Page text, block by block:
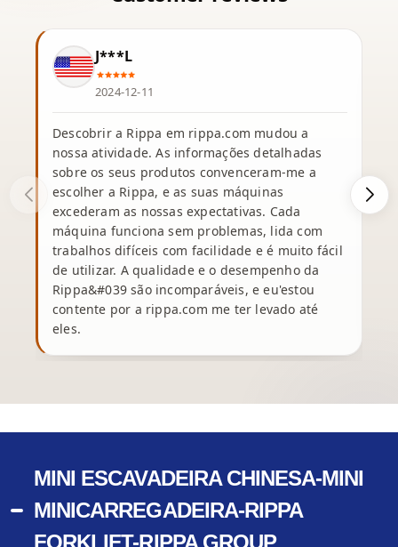
J***L
2024-12-11
Descobrir a Rippa em rippa.com mudou a
nossa atividade. As informações detalhadas
sobre os seus produtos convenceram-me a
escolher a Rippa, e as suas máquinas
excederam as nossas expectativas. Cada
máquina funciona sem problemas, lida com
trabalhos difíceis com facilidade e é muito fácil
de utilizar. A qualidade e o desempenho da
Rippa&#039 são incomparáveis, e eu'estou
contente por a rippa.com me ter levado até
eles.
MINI ESCAVADEIRA CHINESA-MINI
MINICARREGADEIRA-RIPPA
FORKLIFT-RIPPA GROUP